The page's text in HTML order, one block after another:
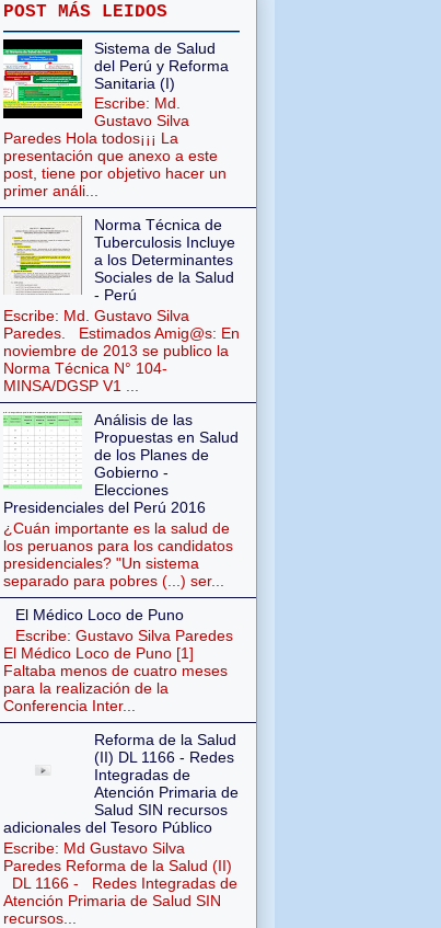
POST MÁS LEIDOS
Sistema de Salud
del Perú y Reforma
Sanitaria (I)
Escribe: Md.
Gustavo Silva
Paredes Hola todos¡¡¡ La
presentación que anexo a este
post, tiene por objetivo hacer un
primer análi...
Norma Técnica de
Tuberculosis Incluye
a los Determinantes
Sociales de la Salud
- Perú
Escribe: Md. Gustavo Silva
Paredes. Estimados Amig@s: En
noviembre de 2013 se publico la
Norma Técnica N° 104-
MINSA/DGSP V1 ...
Análisis de las
Propuestas en Salud
de los Planes de
Gobierno -
Elecciones
Presidenciales del Perú 2016
¿Cuán importante es la salud de
los peruanos para los candidatos
presidenciales? "Un sistema
separado para pobres (...) ser...
El Médico Loco de Puno
Escribe: Gustavo Silva Paredes
El Médico Loco de Puno [1]
Faltaba menos de cuatro meses
para la realización de la
Conferencia Inter...
Reforma de la Salud
(II) DL 1166 - Redes
Integradas de
Atención Primaria de
Salud SIN recursos
adicionales del Tesoro Público
Escribe: Md Gustavo Silva
Paredes Reforma de la Salud (II)
DL 1166 - Redes Integradas de
Atención Primaria de Salud SIN
recursos...